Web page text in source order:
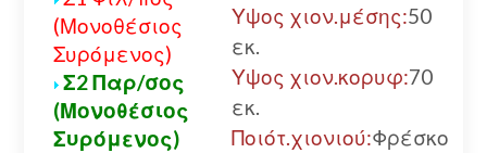
(Μονοθέσιος
Συρόμενος)
Σ2 Παρ/σος
(Μονοθέσιος
Συρόμενος)
Υψος χιον.μέσης:50
εκ.
Υψος χιον.κορυφ:70
εκ.
Ποιότ.χιονιού:Φρέσκο